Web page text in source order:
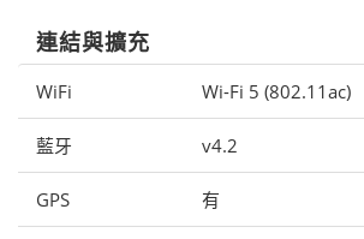
連結與擴充
WiFi Wi-Fi 5 (802.11ac)
藍牙 v4.2
GPS 有